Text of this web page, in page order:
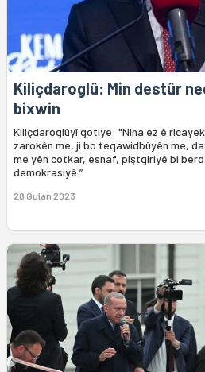
Kiliçdaroglû: Min destûr
bixwin
Kiliçdaroglûyî gotiye: "Niha ez ê
zarokên me, ji bo teqawidbûyên me,
me yên cotkar, esnaf, piştgiriyê bi
demokrasiyê.”
28 Gulan 2023